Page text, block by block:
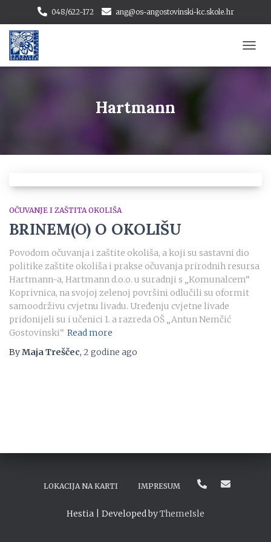
048/622-172 ang@os-angostovinski-kc.skole.hr
Hartmann
OČUVANJE I ZAŠTITA OKOLIŠA
BRINEM(O) O OKOLIŠU
Povodom očuvanja i zaštite okoliša, a koji su sastavni dio
politike zaštite okoliša i prakse očuvanja prirodnih resursa
Hartmann-a, Hartmann d.o.o. u suradnji s „Komunalcem“
Koprivnica, na svojoj zelenoj površini odlučili su oformit
samoodrživu cvjetnu livadu. Uređenju cvjetne livade
pridonijeli su i učenici 1. a razreda OŠ „Antun Nemčić
Gostovinski“ Read more
ByMaja Treščec, 2 godine ago
LOKACIJA NA KARTI IMPRESUM
Hestia | Developed byThemeIsle